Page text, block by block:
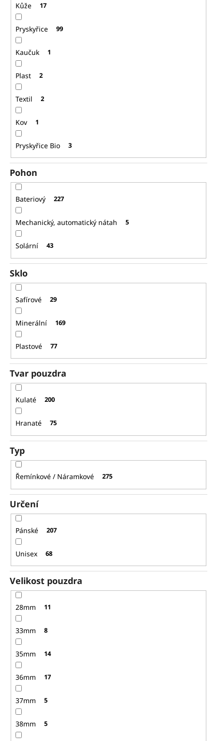
Kůže 17
Pryskyřice 99
Kaučuk 1
Plast 2
Textil 2
Kov 1
Pryskyřice Bio 3
Pohon
Bateriový 227
Mechanický, automatický nátah 5
Solární 43
Sklo
Safírové 29
Minerální 169
Plastové 77
Tvar pouzdra
Kulaté 200
Hranaté 75
Typ
Řemínkové / Náramkové 275
Určení
Pánské 207
Unisex 68
Velikost pouzdra
28mm 11
33mm 8
35mm 14
36mm 17
37mm 5
38mm 5